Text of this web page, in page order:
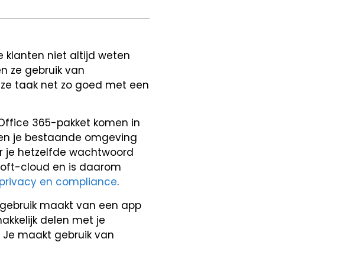
klanten niet altijd weten
ze gebruik van
taak net zo goed met een
365-pakket komen in
je bestaande omgeving
je hetzelfde wachtwoord
cloud en is daarom
en compliance.
maakt van een app
delen met je
maakt gebruik van